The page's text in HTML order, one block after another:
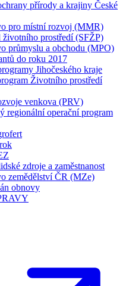
přírody a krajiny České
pro místní rozvoj (MMR)
životního prostředí (SFŽP)
průmyslu a obchodu (MPO)
do roku 2017
Jihočeského kraje
Životního prostředí
venkova (PRV)
regionální operační program
zdroje a zaměstnanost
zemědělství ČR (MZe)
obnovy